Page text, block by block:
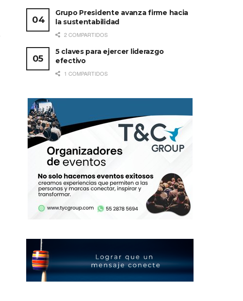
Grupo Presidente avanza firme hacia
la sustentabilidad
2 COMPARTIDOS
5 claves para ejercer liderazgo
efectivo
1 COMPARTIDOS